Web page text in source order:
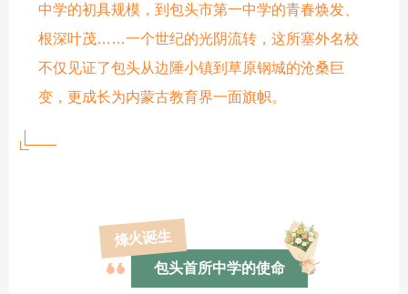
中学的初具规模，到包头市第一中学的青春焕发、
根深叶茂……一个世纪的光阴流转，这所塞外名校
不仅见证了包头从边陲小镇到草原钢城的沧桑巨
变，更成长为内蒙古教育界一面旗帜。
烽火诞生
包头首所中学的使命